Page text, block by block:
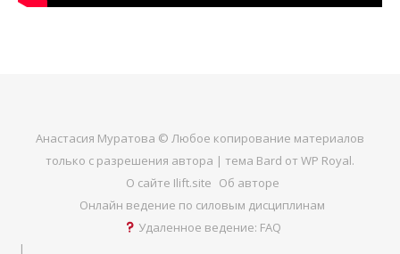
Анастасия Муратова © Любое копирование материалов
только с разрешения автора | тема Bard от WP Royal.
О сайте Ilift.site Об авторе
Онлайн ведение по силовым дисциплинам
Удаленное ведение: FAQ